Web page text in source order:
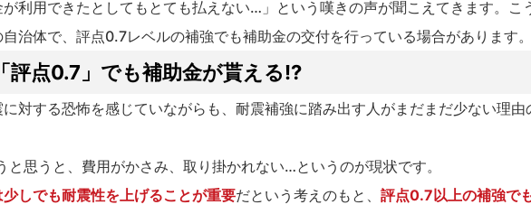
利用できたとしてもとても払えない…」という嘆きの声が聞こえてきます。こ
治体で、評点0.7レベルの補強でも補助金の交付を行っている場合があります
評点0.7」でも補助金が貰える!?
に対する恐怖を感じていながらも、耐震補強に踏み出す人がまだまだ少ない理由
と思うと、費用がかさみ、取り掛かれない…というのが現状です。
少しでも耐震性を上げることが重要だという考えのもと、 評点0.7以上の補強で